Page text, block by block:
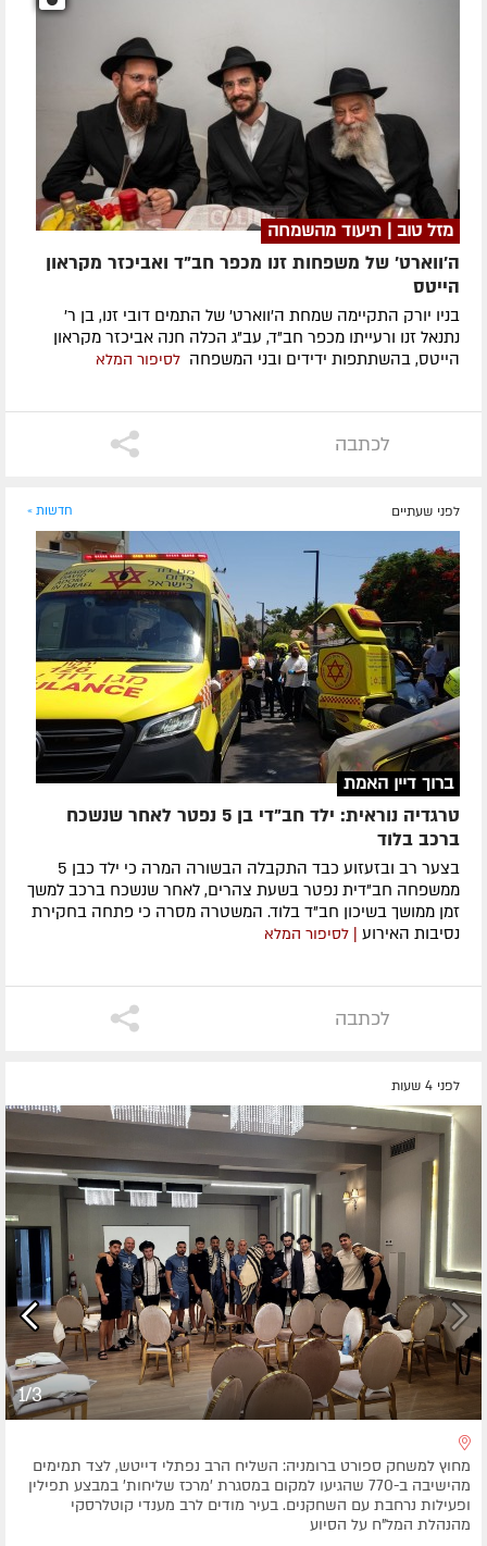
מזל טוב | תיעוד מהשמחה
ה'ווארט' של משפחות זנו מכפר חב"ד ואביכזר מקראון
הייטס
בניו יורק התקיימה שמחת ה'ווארט' של התמים דובי זנו, בן ר'
נתנאל זנו ורעייתו מכפר חב"ד, עב"ג הכלה חנה אביכזר מקראון
הייטס, בהשתתפות ידידים ובני המשפחה לסיפור המלא
לכתבה
לפני שעתיים חדשות »
ברוך דיין האמת
טרגדיה נוראית: ילד חב"די בן 5 נפטר לאחר שנשכח
ברכב בלוד
בצער רב ובזעזוע כבד התקבלה הבשורה המרה כי ילד כבן 5
ממשפחה חב"דית נפטר בשעת צהרים, לאחר שנשכח ברכב למשך
זמן ממושך בשיכון חב"ד בלוד. המשטרה מסרה כי פתחה בחקירת
נסיבות האירוע
| לסיפור המלא
לכתבה
לפני 4 שעות
1/3
מחוץ למשחק ספורט ברומניה: השליח הרב נפתלי דייטש, לצד תמימים
מהישיבה ב-770 שהגיעו למקום במסגרת 'מרכז שליחות' במבצע תפילין
ופעילות נרחבת עם השחקנים. בעיר מודים לרב מענדי קוטלרסקי
מהנהלת המל"ח על הסיוע